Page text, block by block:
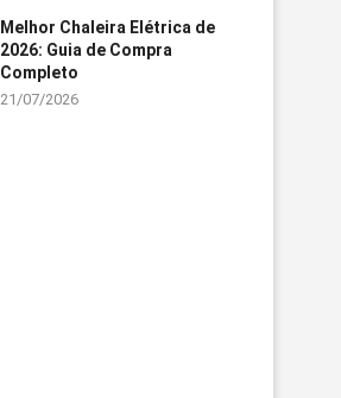
Melhor Chaleira Elétrica de
2026: Guia de Compra
Completo
21/07/2026